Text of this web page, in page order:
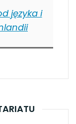
języka i